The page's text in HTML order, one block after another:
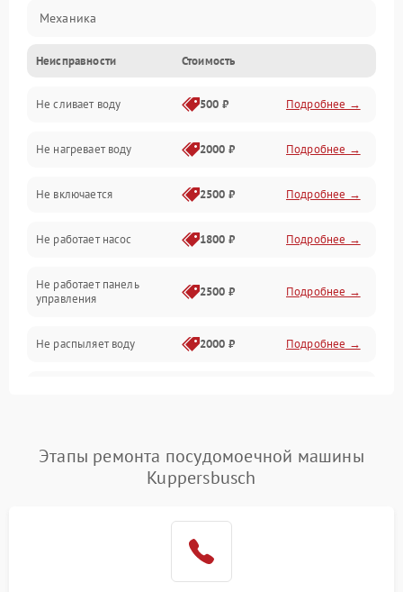
Механика
Управление
Электропитание
Датчики
Нагрев
Вода
Гигиена
Программное обеспечение
Неисправности Стоимость
Не сливает воду 500 ₽ Подробнее →
Не нагревает воду 2000 ₽ Подробнее →
Не включается 2500 ₽ Подробнее →
Не работает насос 1800 ₽ Подробнее →
Не работает панель
управления
2500 ₽ Подробнее →
Не распыляет воду 2000 ₽ Подробнее →
Проблемы с набором
воды
1800 ₽ Подробнее →
1700 ₽
Этапы ремонта посудомоечной машины
Kuppersbusch